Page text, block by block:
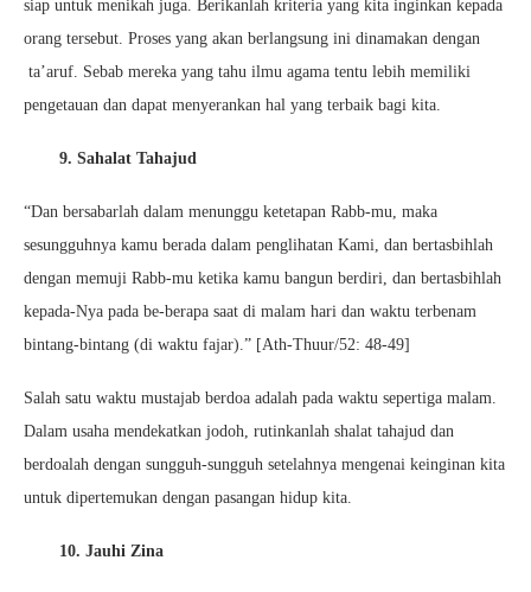
siap untuk menikah juga. Berikanlah kriteria yang kita inginkan kepada
orang tersebut. Proses yang akan berlangsung ini dinamakan dengan
ta’aruf. Sebab mereka yang tahu ilmu agama tentu lebih memiliki
pengetauan dan dapat menyerankan hal yang terbaik bagi kita.
9. Sahalat Tahajud
“Dan bersabarlah dalam menunggu ketetapan Rabb-mu, maka
sesungguhnya kamu berada dalam penglihatan Kami, dan bertasbihlah
dengan memuji Rabb-mu ketika kamu bangun berdiri, dan bertasbihlah
kepada-Nya pada be-berapa saat di malam hari dan waktu terbenam
bintang-bintang (di waktu fajar).” [Ath-Thuur/52: 48-49]
Salah satu waktu mustajab berdoa adalah pada waktu sepertiga malam.
Dalam usaha mendekatkan jodoh, rutinkanlah shalat tahajud dan
berdoalah dengan sungguh-sungguh setelahnya mengenai keinginan kita
untuk dipertemukan dengan pasangan hidup kita.
10. Jauhi Zina